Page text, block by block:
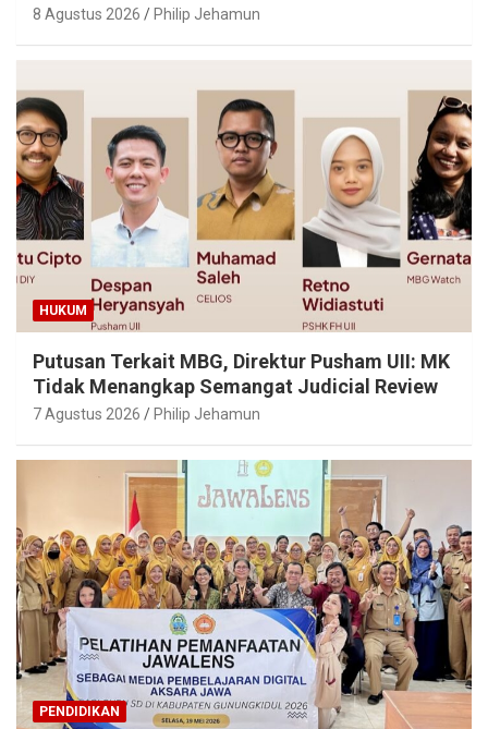
8 Agustus 2026 Philip Jehamun
HUKUM
Putusan Terkait MBG, Direktur Pusham UII: MK
Tidak Menangkap Semangat Judicial Review
7 Agustus 2026 Philip Jehamun
PENDIDIKAN